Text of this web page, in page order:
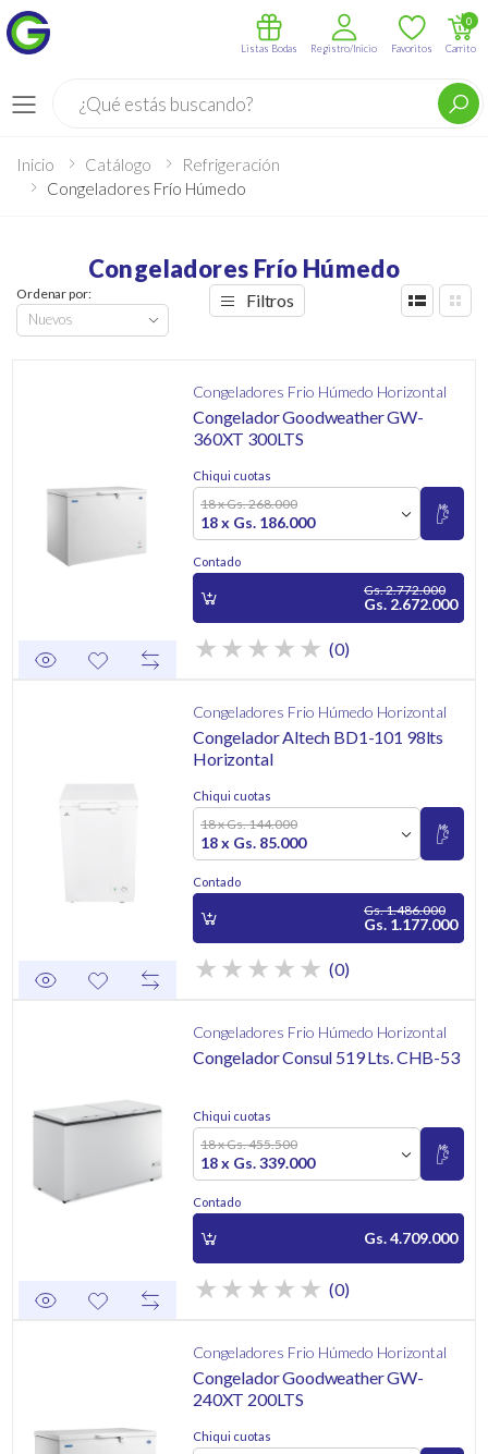
Menú
Listas Bodas Registro/Inicio Favoritos Carrito
0
Inicio Catálogo
Refrigeración
Congeladores Frío Húmedo
Congeladores Frío Húmedo
Ordenar por: Filtros
Congeladores Frio Húmedo Horizontal
Congelador Goodweather GW-
360XT 300LTS
Chiqui cuotas
18 x Gs. 268.000
18 x Gs. 186.000
Contado
Gs. 2.772.000
Gs. 2.672.000
(0)
Congeladores Frio Húmedo Horizontal
Congelador Altech BD1-101 98lts
Horizontal
Chiqui cuotas
18 x Gs. 144.000
18 x Gs. 85.000
Contado
Gs. 1.486.000
Gs. 1.177.000
(0)
Congeladores Frio Húmedo Horizontal
Congelador Consul 519 Lts. CHB-53
Chiqui cuotas
18 x Gs. 455.500
18 x Gs. 339.000
Contado
Gs. 4.709.000
(0)
Congeladores Frio Húmedo Horizontal
Congelador Goodweather GW-
240XT 200LTS
Chiqui cuotas